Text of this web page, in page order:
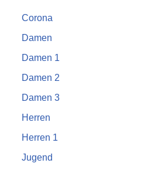
Corona
Damen
Damen 1
Damen 2
Damen 3
Herren
Herren 1
Jugend